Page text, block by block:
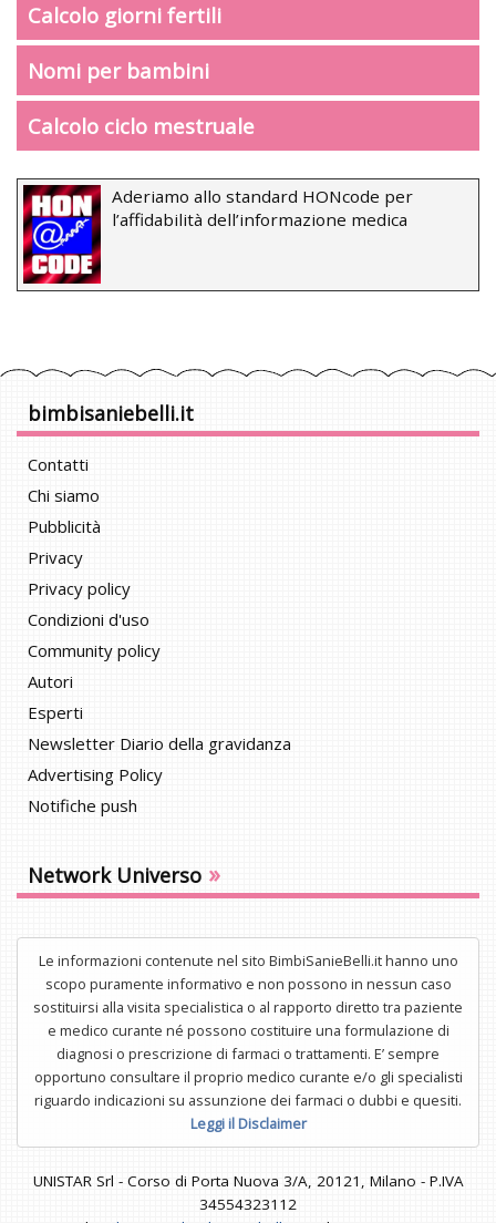
Calcolo giorni fertili
Nomi per bambini
Calcolo ciclo mestruale
Aderiamo allo standard HONcode per
l’affidabilità dell’informazione medica
bimbisaniebelli.it
Contatti
Chi siamo
Pubblicità
Privacy
Privacy policy
Condizioni d'uso
Community policy
Autori
Esperti
Newsletter Diario della gravidanza
Advertising Policy
Notifiche push
Network Universo »
Le informazioni contenute nel sito BimbiSanieBelli.it hanno uno
scopo puramente informativo e non possono in nessun caso
sostituirsi alla visita specialistica o al rapporto diretto tra paziente
e medico curante né possono costituire una formulazione di
diagnosi o prescrizione di farmaci o trattamenti. E’ sempre
opportuno consultare il proprio medico curante e/o gli specialisti
riguardo indicazioni su assunzione dei farmaci o dubbi e quesiti.
Leggi il Disclaimer
UNISTAR Srl - Corso di Porta Nuova 3/A, 20121, Milano - P.IVA
34554323112